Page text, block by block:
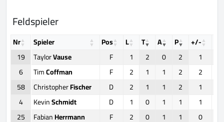
Feldspieler
Nr Spieler Pos L T A P +/-
19
TaylorVause F 1 2 0 2 1
6
TimCoffman F 2 1 1 2 2
58
ChristopherFischer D 2 1 1 2 1
4
KevinSchmidt D 1 0 1 1 1
25
FabianHerrmann F 2 0 1 1 0